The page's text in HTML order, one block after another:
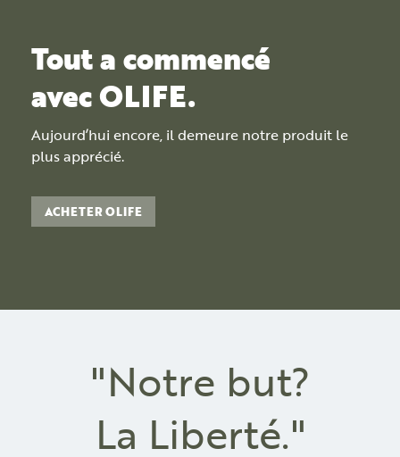
Tout a commencé
avec OLIFE.
Aujourd’hui encore, il demeure notre produit le
plus apprécié.
ACHETER OLIFE
"Notre but?
La Liberté."